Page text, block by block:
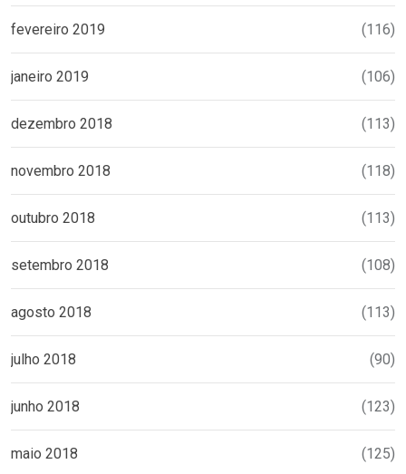
fevereiro 2019 (116)
janeiro 2019 (106)
dezembro 2018 (113)
novembro 2018 (118)
outubro 2018 (113)
setembro 2018 (108)
agosto 2018 (113)
julho 2018 (90)
junho 2018 (123)
maio 2018 (125)